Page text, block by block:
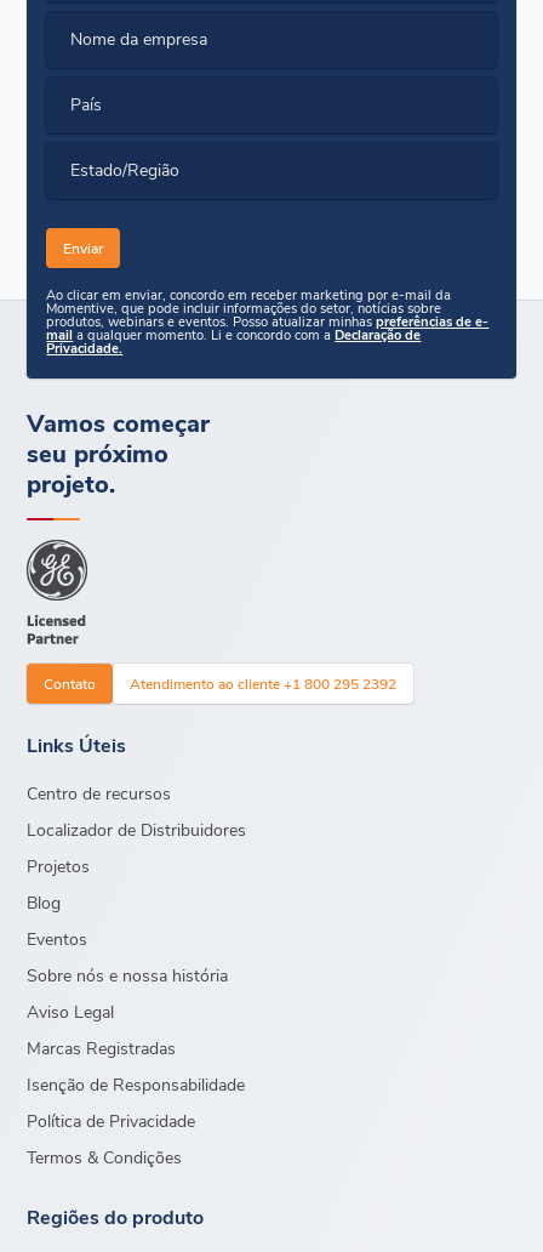
Nome da empresa
País
Estado/Região
Ao clicar em enviar, concordo em receber marketing por e-mail da
Momentive, que pode incluir informações do setor, notícias sobre
produtos, webinars e eventos. Posso atualizar minhaspreferências de e-
mail a qualquer momento. Li e concordo com aDeclaração de
Privacidade.
Vamos começar
seu próximo
projeto.
Contato Atendimento ao cliente +1 800 295 2392
Links Úteis
Centro de recursos
Localizador de Distribuidores
Projetos
Blog
Eventos
Sobre nós e nossa história
Aviso Legal
Marcas Registradas
Isenção de Responsabilidade
Política de Privacidade
Termos & Condições
Regiões do produto